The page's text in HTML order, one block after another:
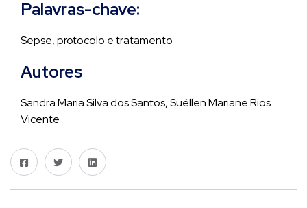
Palavras-chave:
Sepse, protocolo e tratamento
Autores
Sandra Maria Silva dos Santos, Suéllen Mariane Rios
Vicente